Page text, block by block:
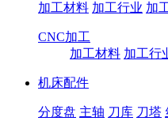
加工材料 加工行业 加
CNC加工
加工材料 加工行
机床配件
分度盘 主轴 刀库 刀塔